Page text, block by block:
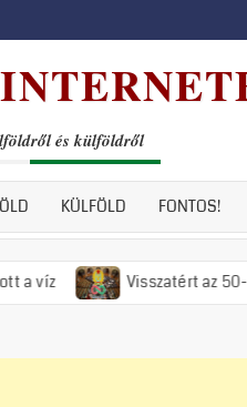
és külföldről
KÜLFÖLD FONTOS!
Visszatért az 50-es évek